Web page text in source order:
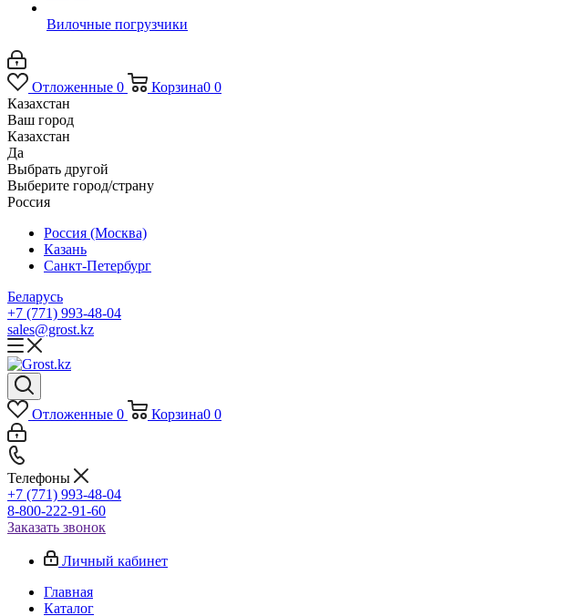
Вилочные погрузчики
Отложенные 0 Корзина0 0
Казахстан
Ваш город
Казахстан
Да
Выбрать другой
Выберите город/страну
Россия
Россия (Москва)
Казань
Санкт-Петербург
Беларусь
+7 (771) 993-48-04
sales@grost.kz
Отложенные 0 Корзина0 0
Телефоны
+7 (771) 993-48-04
8-800-222-91-60
Заказать звонок
Личный кабинет
Главная
Каталог